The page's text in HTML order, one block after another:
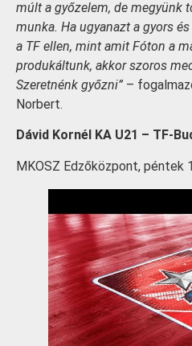
múlt a győzelem, de megyünk
munka. Ha ugyanazt a gyors
a TF ellen, mint amit Fóton a
produkáltunk, akkor szoros
Szeretnénk győzni” –
Norbert.
Dávid Kornél KA U21 – TF-
MKOSZ Edzőközpont, péntek